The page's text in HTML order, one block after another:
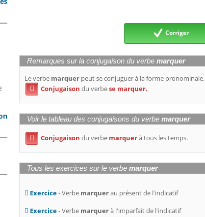
Corriger
Remarques sur la conjugaison du verbemarquer
Le verbe marquer peut se conjuguer à la forme pronominale.
 Conjugaison du verbese marquer.
Voir le tableau des conjugaisons du verbemarquer
 Conjugaison du verbe marquerà tous les temps.
Tous les exercices sur le verbemarquer
Exercice- Verbe marquerau présent de l'indicatif
Exercice- Verbe marquerà l'imparfait de l'indicatif